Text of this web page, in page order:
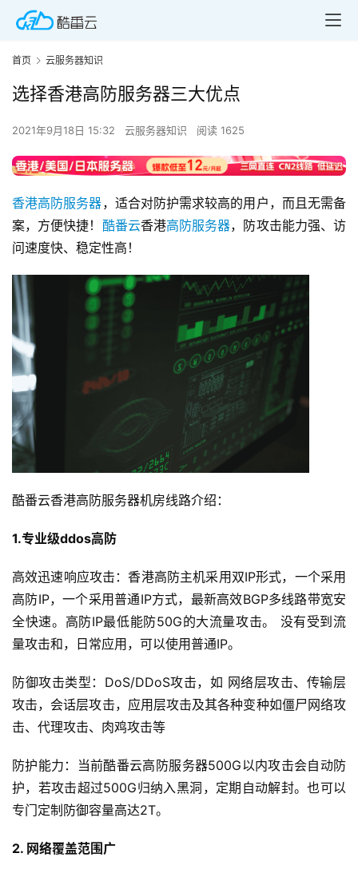
首页 云服务器知识
选择香港高防服务器三大优点
2021年9月18日 15:32 云服务器知识 阅读 1625
香港高防服务器，适合对防护需求较高的用户，而且无需备
案，方便快捷！ 酷番云香港高防服务器，防攻击能力强、访
问速度快、稳定性高！
酷番云香港高防服务器机房线路介绍：
1.专业级ddos高防
高效迅速响应攻击：香港高防主机采用双IP形式，一个采用
高防IP，一个采用普通IP方式，最新高效BGP多线路带宽安
全快速。高防IP最低能防50G的大流量攻击。 没有受到流
量攻击和，日常应用，可以使用普通IP。
防御攻击类型：DoS/DDoS攻击，如 网络层攻击、传输层
攻击，会话层攻击，应用层攻击及其各种变种如僵尸网络攻
击、代理攻击、肉鸡攻击等
防护能力：当前酷番云高防服务器500G以内攻击会自动防
护，若攻击超过500G归纳入黑洞，定期自动解封。也可以
专门定制防御容量高达2T。
2. 网络覆盖范围广